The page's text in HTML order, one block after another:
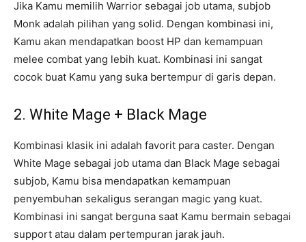
Jika Kamu memilih Warrior sebagai job utama, subjob
Monk adalah pilihan yang solid. Dengan kombinasi ini,
Kamu akan mendapatkan boost HP dan kemampuan
melee combat yang lebih kuat. Kombinasi ini sangat
cocok buat Kamu yang suka bertempur di garis depan.
2. White Mage + Black Mage
Kombinasi klasik ini adalah favorit para caster. Dengan
White Mage sebagai job utama dan Black Mage sebagai
subjob, Kamu bisa mendapatkan kemampuan
penyembuhan sekaligus serangan magic yang kuat.
Kombinasi ini sangat berguna saat Kamu bermain sebagai
support atau dalam pertempuran jarak jauh.